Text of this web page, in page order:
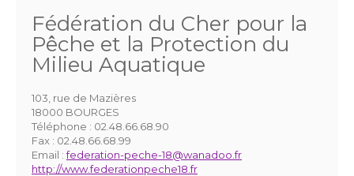
Fédération du Cher pour la
Pêche et la Protection du
Milieu Aquatique
103, rue de Mazières
18000 BOURGES
Téléphone : 02.48.66.68.90
Fax : 02.48.66.68.99
Email :federation-peche-18@wanadoo.fr
http://www.federationpeche18.fr